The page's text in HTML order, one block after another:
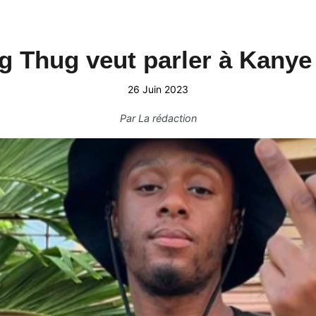
Thug veut parler à
26 Juin 2023
ParLa rédaction